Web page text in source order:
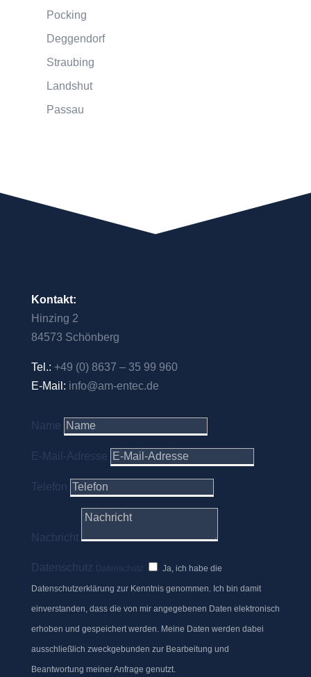
Pocking
Deggendorf
Straubing
Landshut
Passau
Kontakt:
Hinzing 2
84573 Schönberg
Tel.: +49 (0) 8637 – 35 99 960
E-Mail: info@am-entec.de
Name
E-Mail-Adresse
Telefon
Nachricht
Datenschutz Datenschutz Ja, ich habe die
Datenschutzerklärung zur Kenntnis genommen. Ich bin damit
einverstanden, dass die von mir angegebenen Daten elektronisch
erhoben und gespeichert werden. Meine Daten werden dabei
ausschließlich zweckgebunden zur Bearbeitung und
Beantwortung meiner Anfrage genutzt.